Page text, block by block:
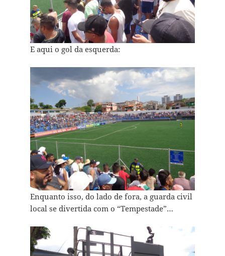
E aqui o gol da esquerda:
Enquanto isso, do lado de fora, a guarda civil
local se divertida com o “Tempestade”…